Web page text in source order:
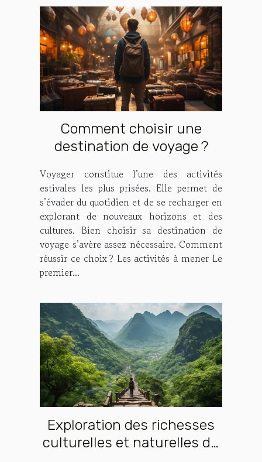
Comment choisir une
destination de voyage ?
Voyager constitue l’une des activités
estivales les plus prisées. Elle permet de
s’évader du quotidien et de se recharger en
explorant de nouveaux horizons et des
cultures. Bien choisir sa destination de
voyage s’avère assez nécessaire. Comment
réussir ce choix ? Les activités à mener Le
premier...
Exploration des richesses
culturelles et naturelles du